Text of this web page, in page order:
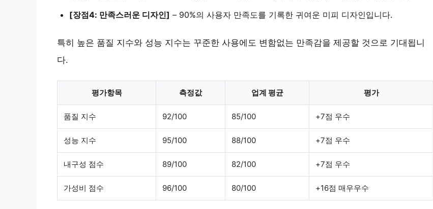
[장점4: 만족스러운 디자인] – 90%의 사용자 만족도를 기록한 귀여운 미피 디자인입니다.
특히 높은 품질 지수와 성능 지수는 꾸준한 사용에도 변함없는 만족감을 제공할 것으로 기대됩니
다.
평가항목 측정값 업계 평균 평가
품질 지수 92/100 85/100 +7점 우수
성능 지수 95/100 88/100 +7점 우수
내구성 점수 89/100 82/100 +7점 우수
가성비 점수 96/100 80/100 +16점 매우우수